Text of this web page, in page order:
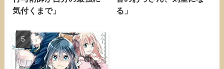
気付くまで」
る」